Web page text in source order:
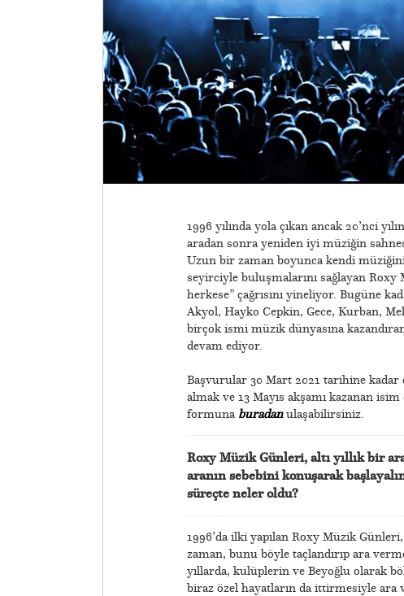
1996 yılında yola çıkan ancak 20’nci
aradan sonra yeniden iyi müziğin
Uzun bir zaman boyunca kendi
seyirciyle buluşmalarını sağlayan
herkese” çağrısını yineliyor. Bugüne
Akyol, Hayko Cepkin, Gece, Kurban,
birçok ismi müzik dünyasına
devam ediyor.
​Başvurular 30 Mart 2021 tarihine
almak ve 13 Mayıs akşamı kazanan
formuna buradanulaşabilirsiniz.
Roxy Müzik Günleri, altı yıllık bir
aranın sebebini konuşarak
süreçte neler oldu?
1996’da ilki yapılan Roxy Müzik
zaman, bunu böyle taçlandırıp ara
yıllarda, kulüplerin ve Beyoğlu olarak
biraz özel hayatların da ittirmesiyle